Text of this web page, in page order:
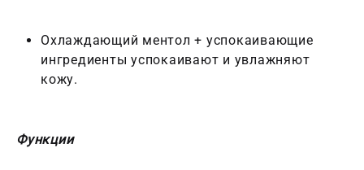
Охлаждающий ментол + успокаивающие
ингредиенты успокаивают и увлажняют
кожу.
Функции